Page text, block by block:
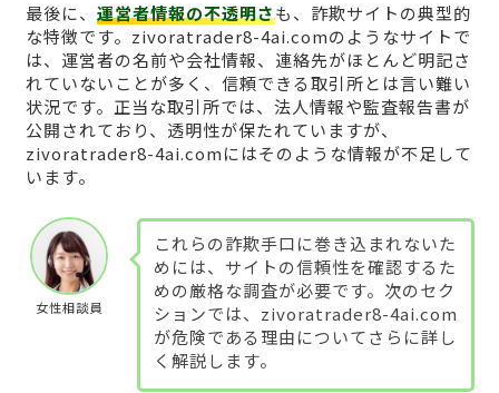
最後に、 運営者情報の不透明さも、詐欺サイトの典型的
な特徴です。zivoratrader8-4ai.comのようなサイトで
は、運営者の名前や会社情報、連絡先がほとんど明記さ
れていないことが多く、信頼できる取引所とは言い難い
状況です。正当な取引所では、法人情報や監査報告書が
公開されており、透明性が保たれていますが、
zivoratrader8-4ai.comにはそのような情報が不足して
います。
女性相談員
これらの詐欺手口に巻き込まれないた
めには、サイトの信頼性を確認するた
めの厳格な調査が必要です。次のセク
ションでは、zivoratrader8-4ai.com
が危険である理由についてさらに詳し
く解説します。